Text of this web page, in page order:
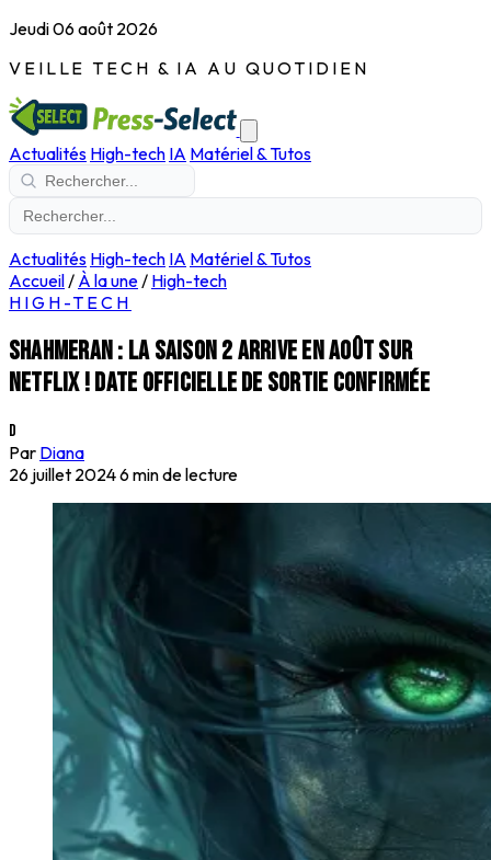
Jeudi 06 août 2026
VEILLE TECH & IA AU QUOTIDIEN
Actualités High-tech IA Matériel & Tutos
Actualités High-tech IA Matériel & Tutos
Accueil/ À la une/ High-tech
HIGH-TECH
Shahmeran : la saison 2 arrive en août sur
Netflix ! Date officielle de sortie confirmée
D
Par Diana
26 juillet 20246 min de lecture